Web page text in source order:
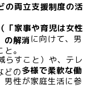
の両立支援制度の活
「家事や育児は女性
の解消 に向けて、男
。
らすこと）や、テレ
どの多様で柔軟な働
男性が家庭生活に参